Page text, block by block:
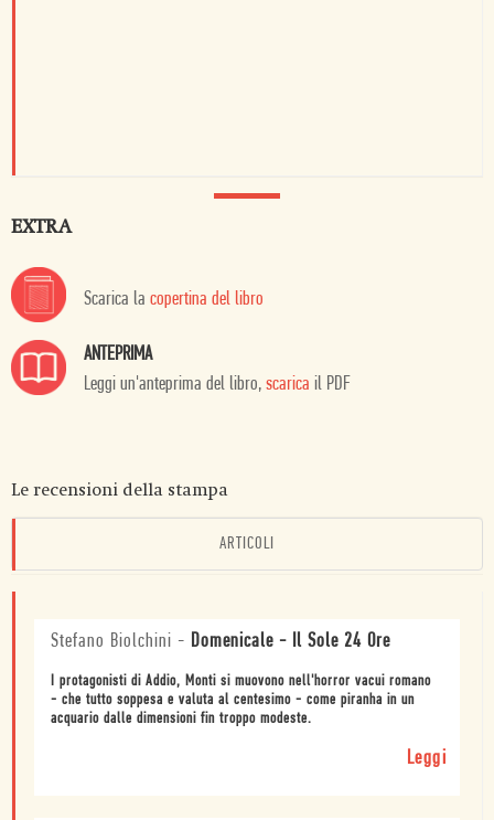
EXTRA
Scarica la copertina del libro
ANTEPRIMA
Leggi un'anteprima del libro, scarica il PDF
Le recensioni della stampa
ARTICOLI
Stefano Biolchini - Domenicale - Il Sole 24 Ore
I protagonisti di Addio, Monti si muovono nell'horror vacui romano
- che tutto soppesa e valuta al centesimo - come piranha in un
acquario dalle dimensioni fin troppo modeste.
Leggi